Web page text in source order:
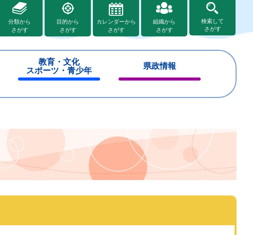
分類から
さがす
目的から
さがす
カレンダーから
さがす
組織から
さがす
検索して
さがす
教育・文化
スポーツ・青少年
じ
県政情報
じ